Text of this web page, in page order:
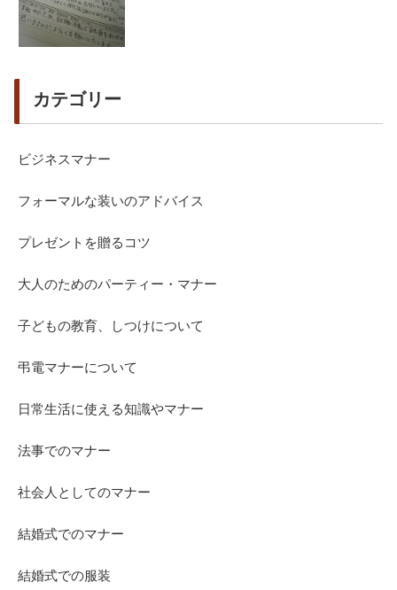
カテゴリー
ビジネスマナー
フォーマルな装いのアドバイス
プレゼントを贈るコツ
大人のためのパーティー・マナー
子どもの教育、しつけについて
弔電マナーについて
日常生活に使える知識やマナー
法事でのマナー
社会人としてのマナー
結婚式でのマナー
結婚式での服装